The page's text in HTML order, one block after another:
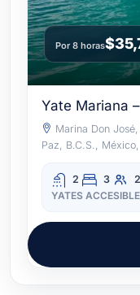
Por 8 horas
Yate Mariana
Marina Don
Paz, B.C.S.,
2 3
YATES